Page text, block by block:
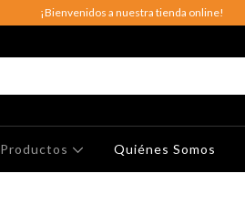
¡Bienvenidos a nuestra tienda online!
Productos Quiénes Somos